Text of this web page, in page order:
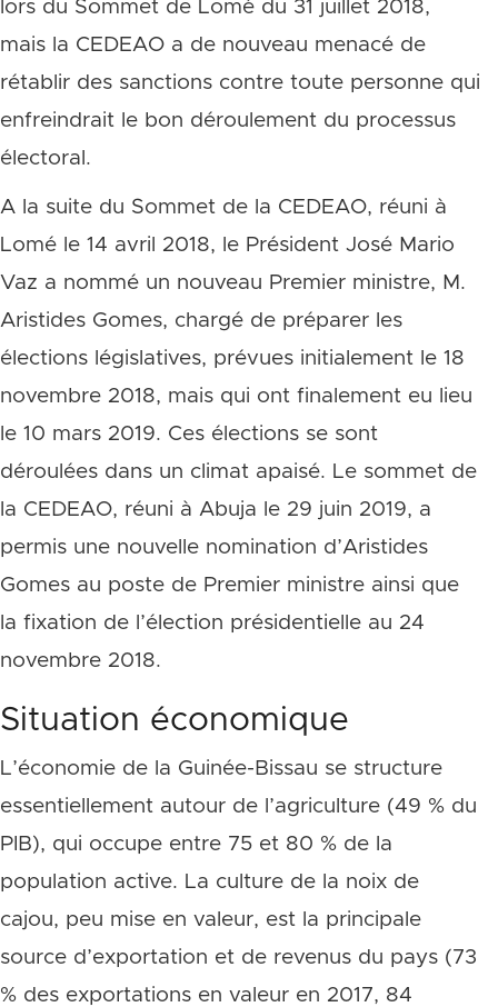
lors du Sommet de Lomé du 31 juillet 2018,
mais la CEDEAO a de nouveau menacé de
rétablir des sanctions contre toute personne qui
enfreindrait le bon déroulement du processus
électoral.
A la suite du Sommet de la CEDEAO, réuni à
Lomé le 14 avril 2018, le Président José Mario
Vaz a nommé un nouveau Premier ministre, M.
Aristides Gomes, chargé de préparer les
élections législatives, prévues initialement le 18
novembre 2018, mais qui ont finalement eu lieu
le 10 mars 2019. Ces élections se sont
déroulées dans un climat apaisé. Le sommet de
la CEDEAO, réuni à Abuja le 29 juin 2019, a
permis une nouvelle nomination d’Aristides
Gomes au poste de Premier ministre ainsi que
la fixation de l’élection présidentielle au 24
novembre 2018.
Situation économique
L’économie de la Guinée-Bissau se structure
essentiellement autour de l’agriculture (49 % du
PIB), qui occupe entre 75 et 80 % de la
population active. La culture de la noix de
cajou, peu mise en valeur, est la principale
source d’exportation et de revenus du pays (73
% des exportations en valeur en 2017, 84